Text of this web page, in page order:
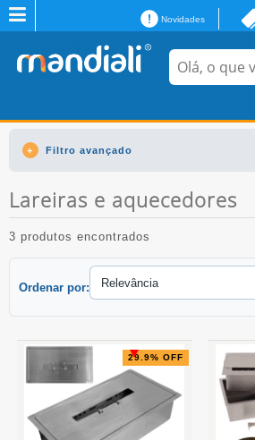
Novidades
Filtro avançado
Lareiras e aquecedores
3 produtos encontrados
Ordenar por:
29.9% OFF